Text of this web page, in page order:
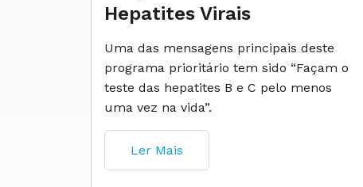
Hepatites Virais
Uma das mensagens principais deste
programa prioritário tem sido “Façam o
teste das hepatites B e C pelo menos
uma vez na vida”.
Ler Mais